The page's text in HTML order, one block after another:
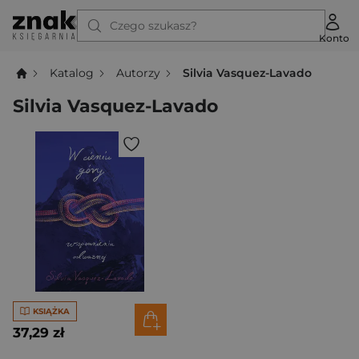
Czego szukasz?
Konto
Katalog Autorzy Silvia Vasquez-Lavado
Silvia Vasquez-Lavado
KSIĄŻKA
37,29 zł